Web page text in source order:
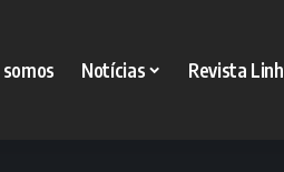
Notícias Revista